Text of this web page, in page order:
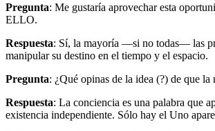
Pregunta: Me gustaría aprovechar esta
ELLO.
Respuesta: Sí, la mayoría ―si no todas― las
manipular su destino en el tiempo y el espacio.
Pregunta: ¿Qué opinas de la idea (?) de que
Respuesta: La conciencia es una palabra que
existencia independiente. Sólo hay el Uno